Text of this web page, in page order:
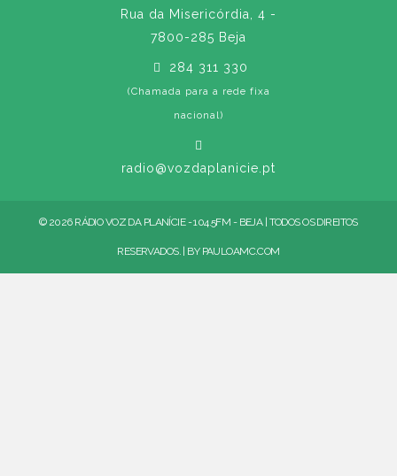
Rua da Misericórdia, 4 -
7800-285 Beja
284 311 330
(Chamada para a rede fixa
nacional)
radio@vozdaplanicie.pt
© 2026 RÁDIO VOZ DA PLANÍCIE - 104.5FM - BEJA | TODOS OS DIREITOS
RESERVADOS. | BY PAULOAMC.COM